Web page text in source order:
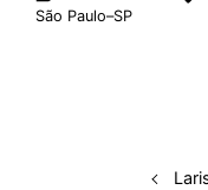
São Paulo–SP